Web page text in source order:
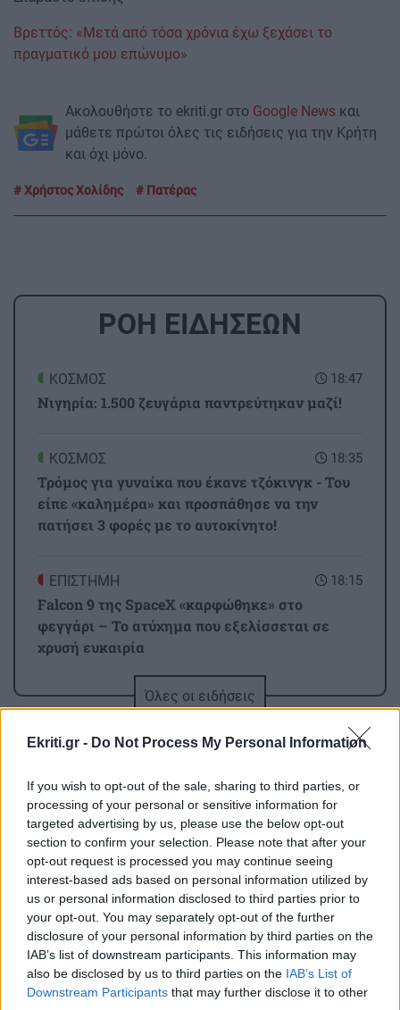
Ekriti.gr - Do Not Process My Personal Information
If you wish to opt-out of the sale, sharing to third parties, or
processing of your personal or sensitive information for
targeted advertising by us, please use the below opt-out
section to confirm your selection. Please note that after your
opt-out request is processed you may continue seeing
interest-based ads based on personal information utilized by
us or personal information disclosed to third parties prior to
your opt-out. You may separately opt-out of the further
disclosure of your personal information by third parties on the
IAB’s list of downstream participants. This information may
also be disclosed by us to third parties on the IAB’s List of
Downstream Participants that may further disclose it to other
Βρεττός: «Μετά από τόσα χρόνια έχω ξεχάσει το
πραγματικό μου επώνυμο»
Ακολουθήστε το ekriti.gr στο Google News και
μάθετε πρώτοι όλες τις ειδήσεις για την Κρήτη
και όχι μόνο.
Χρήστος Χολίδης Πατέρας
ΡΟΗ ΕΙΔΗΣΕΩΝ
18:47
ΚΟΣΜΟΣ
Νιγηρία: 1.500 ζευγάρια παντρεύτηκαν μαζί!
18:35
ΚΟΣΜΟΣ
Τρόμος για γυναίκα που έκανε τζόκινγκ - Του
είπε «καλημέρα» και προσπάθησε να την
πατήσει 3 φορές με το αυτοκίνητο!
18:15
ΕΠΙΣΤΗΜΗ
Falcon 9 της SpaceX «καρφώθηκε» στο
φεγγάρι – Το ατύχημα που εξελίσσεται σε
χρυσή ευκαιρία
GOSSIP - LIFESTYLE
Η Κατερίνα Λιόλιου πίνει ρακές με την παρέα
της στην Κρήτη
17:45
ΚΟΣΜΟΣ
Παρίσι: Νέα δρακόντεια μέτρα για τα πατίνια
17:30
ΥΓΕΙΑ
Πώς να ενισχύσεις τα οστά σου χωρίς
συμπληρώματα ασβεστίου
ΚΟΣΜΟΣ
Όλες οι ειδήσεις
ΠΕΡΙΣΣΟΤΕΡΑ
ΚΟΣΜΟΣ
Νιγηρία: 1.500 ζευγάρια